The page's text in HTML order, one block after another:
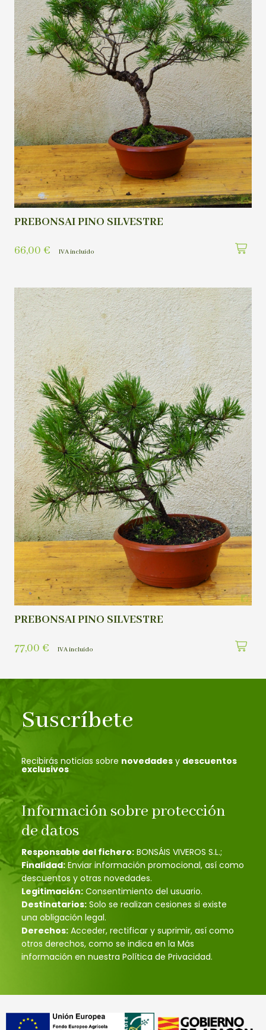
PREBONSAI PINO SILVESTRE
66,00 € IVA incluído
PREBONSAI PINO SILVESTRE
77,00 € IVA incluído
Suscríbete
Recibirás noticias sobre novedades y descuentos
exclusivos
Información sobre protección
de datos
Responsable del fichero: BONSÁIS VIVEROS S.L.;
Finalidad: Enviar información promocional, así como
descuentos y otras novedades.
Legitimación: Consentimiento del usuario.
Destinatarios: Solo se realizan cesiones si existe
una obligación legal.
Derechos: Acceder, rectificar y suprimir, así como
otros derechos, como se indica en la Más
información en nuestra Política de Privacidad.